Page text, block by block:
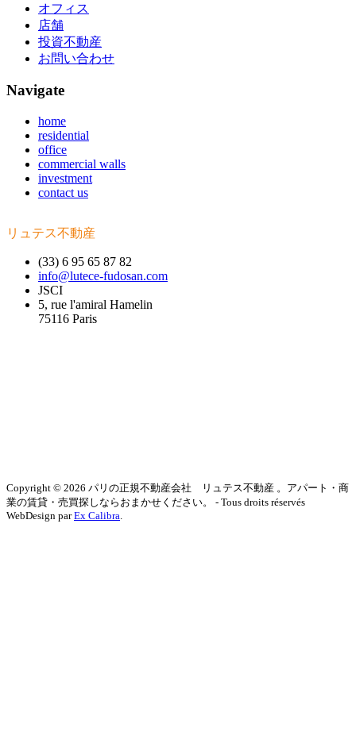
オフィス
店舗
投資不動産
お問い合わせ
Navigate
home
residential
office
commercial walls
investment
contact us
リュテス不動産
(33) 6 95 65 87 82
info@lutece-fudosan.com
JSCI
5, rue l'amiral Hamelin
75116 Paris
Copyright © 2026 パリの正規不動産会社 リュテス不動産 。アパート・商
業の賃貸・売買探しならおまかせください。 - Tous droits réservés
WebDesign parEx Calibra